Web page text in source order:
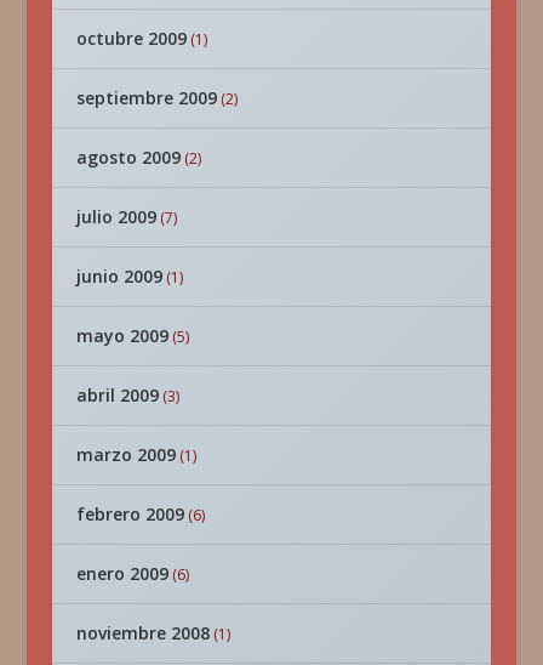
octubre 2009(1)
septiembre 2009(2)
agosto 2009(2)
julio 2009(7)
junio 2009(1)
mayo 2009(5)
abril 2009(3)
marzo 2009(1)
febrero 2009(6)
enero 2009(6)
noviembre 2008(1)